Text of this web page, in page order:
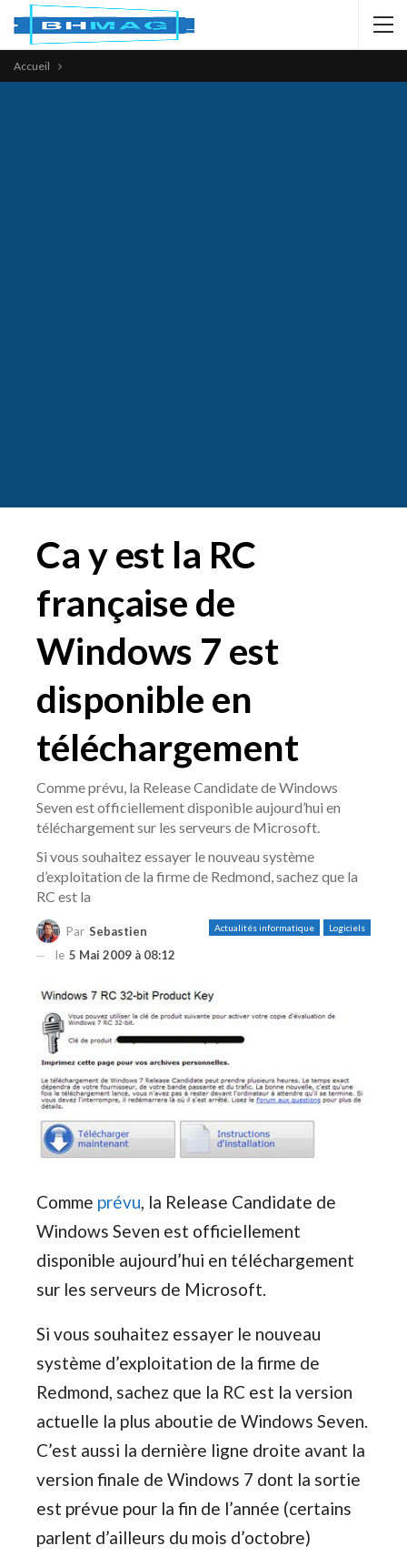
Accueil
Ca y est la RC
française de
Windows 7 est
disponible en
téléchargement
Comme prévu, la Release Candidate de Windows
Seven est officiellement disponible aujourd’hui en
téléchargement sur les serveurs de Microsoft.
Si vous souhaitez essayer le nouveau système
d’exploitation de la firme de Redmond, sachez que la
RC est la
Actualités informatique Logiciels
Par Sebastien
le 5 Mai 2009 à 08:12
Comme prévu, la Release Candidate de
Windows Seven est officiellement
disponible aujourd’hui en téléchargement
sur les serveurs de Microsoft.
Si vous souhaitez essayer le nouveau
système d’exploitation de la firme de
Redmond, sachez que la RC est la version
actuelle la plus aboutie de Windows Seven.
C’est aussi la dernière ligne droite avant la
version finale de Windows 7 dont la sortie
est prévue pour la fin de l’année (certains
parlent d’ailleurs du mois d’octobre)